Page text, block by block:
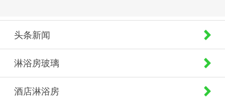
头条新闻
淋浴房玻璃
酒店淋浴房